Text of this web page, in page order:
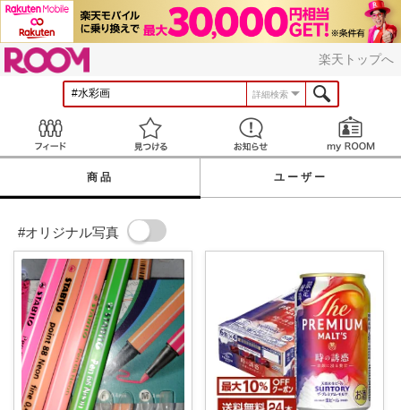
楽天トップへ
詳細検索
見つける お知らせ
商品 ユーザー
#オリジナル写真